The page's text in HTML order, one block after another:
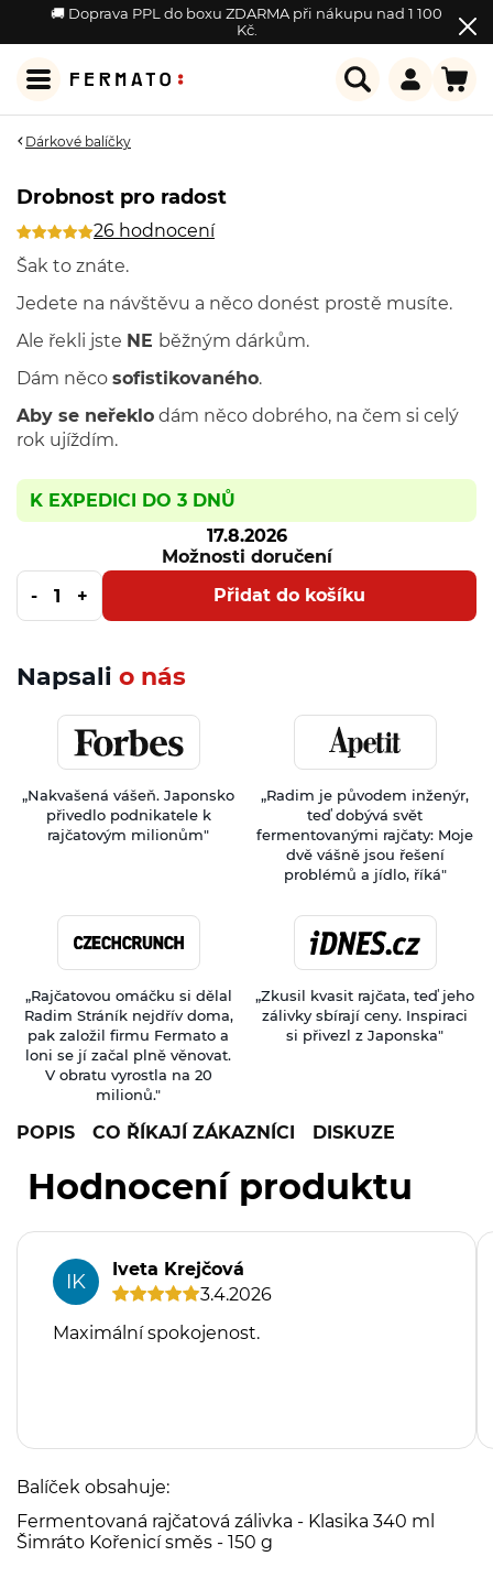
🚚 Doprava PPL do boxu ZDARMA při nákupu nad 1 100
Kč.
Dárkové balíčky
Drobnost pro radost
26 hodnocení
K EXPEDICI DO 3 DNŮ
17.8.2026
Možnosti doručení
Přidat do košíku
Šak to znáte.
Jedete na návštěvu a něco donést prostě musíte.
Ale řekli jste NE běžným dárkům.
Dám něco sofistikovaného.
Aby se neřeklo dám něco dobrého, na čem si celý
rok ujíždím.
Napsali o nás
„Nakvašená vášeň. Japonsko
přivedlo podnikatele k
rajčatovým milionům"
„Radim je původem inženýr,
teď dobývá svět
fermentovanými rajčaty: Moje
dvě vášně jsou řešení
problémů a jídlo, říká"
„Rajčatovou omáčku si dělal
Radim Stráník nejdřív doma,
pak založil firmu Fermato a
loni se jí začal plně věnovat.
V obratu vyrostla na 20
milionů."
„Zkusil kvasit rajčata, teď jeho
zálivky sbírají ceny. Inspiraci
si přivezl z Japonska"
POPIS CO ŘÍKAJÍ ZÁKAZNÍCI DISKUZE
Balíček obsahuje:
Fermentovaná rajčatová zálivka - Klasika 340 ml
Šimráto Kořenicí směs - 150 g
Hodnocení produktu
IK
Iveta Krejčová
3.4.2026
Maximální spokojenost.